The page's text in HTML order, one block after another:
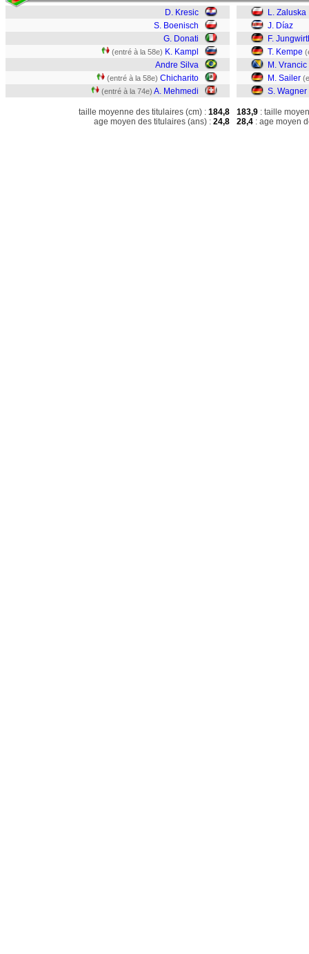
D. Kresic
S. Boenisch
G. Donati
(entré à la 58e) K. Kampl
Andre Silva
(entré à la 58e) Chicharito
(entré à la 74e) A. Mehmedi
taille moyenne des titulaires (cm) : 184,8
age moyen des titulaires (ans) : 24,8
L. Zaluska
J. Díaz
F.
T. Kempe
M. Vrancic
M. Sailer
S. Wagner
183,9 : taille
28,4 : age moyen